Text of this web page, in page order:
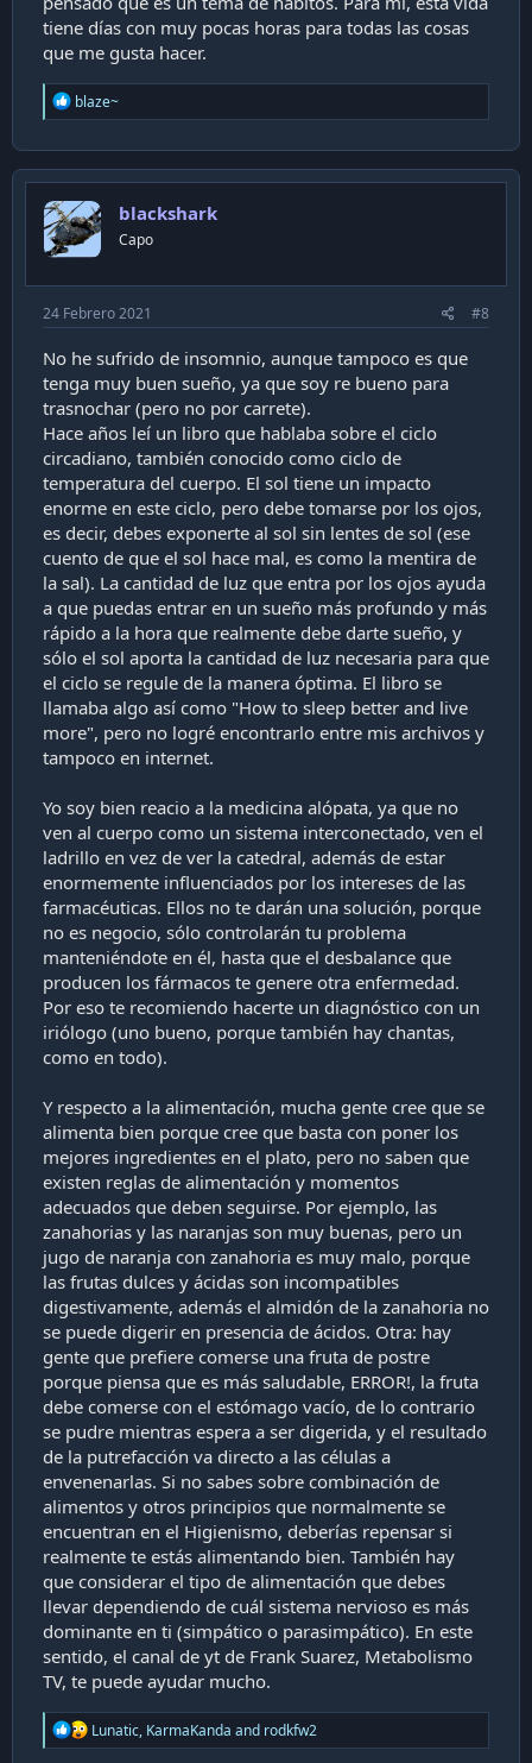
tiene días con muy pocas horas para todas las cosas
que me gusta hacer.
R
e
c
t
o
n
s
blaze~
blackshark
Capo
24 Febrero 2021 #8
No he sufrido de insomnio, aunque tampoco es que
tenga muy buen sueño, ya que soy re bueno para
trasnochar (pero no por carrete).
Hace años leí un libro que hablaba sobre el ciclo
circadiano, también conocido como ciclo de
temperatura del cuerpo. El sol tiene un impacto
enorme en este ciclo, pero debe tomarse por los ojos,
es decir, debes exponerte al sol sin lentes de sol (ese
cuento de que el sol hace mal, es como la mentira de
la sal). La cantidad de luz que entra por los ojos ayuda
a que puedas entrar en un sueño más profundo y más
rápido a la hora que realmente debe darte sueño, y
sólo el sol aporta la cantidad de luz necesaria para que
el ciclo se regule de la manera óptima. El libro se
llamaba algo así como "How to sleep better and live
more", pero no logré encontrarlo entre mis archivos y
tampoco en internet.
Yo soy bien reacio a la medicina alópata, ya que no
ven al cuerpo como un sistema interconectado, ven el
ladrillo en vez de ver la catedral, además de estar
enormemente influenciados por los intereses de las
farmacéuticas. Ellos no te darán una solución, porque
no es negocio, sólo controlarán tu problema
manteniéndote en él, hasta que el desbalance que
producen los fármacos te genere otra enfermedad.
Por eso te recomiendo hacerte un diagnóstico con un
iriólogo (uno bueno, porque también hay chantas,
como en todo).
Y respecto a la alimentación, mucha gente cree que se
alimenta bien porque cree que basta con poner los
mejores ingredientes en el plato, pero no saben que
existen reglas de alimentación y momentos
adecuados que deben seguirse. Por ejemplo, las
zanahorias y las naranjas son muy buenas, pero un
jugo de naranja con zanahoria es muy malo, porque
las frutas dulces y ácidas son incompatibles
digestivamente, además el almidón de la zanahoria no
se puede digerir en presencia de ácidos. Otra: hay
gente que prefiere comerse una fruta de postre
porque piensa que es más saludable, ERROR!, la fruta
debe comerse con el estómago vacío, de lo contrario
se pudre mientras espera a ser digerida, y el resultado
de la putrefacción va directo a las células a
envenenarlas. Si no sabes sobre combinación de
alimentos y otros principios que normalmente se
encuentran en el Higienismo, deberías repensar si
realmente te estás alimentando bien. También hay
que considerar el tipo de alimentación que debes
llevar dependiendo de cuál sistema nervioso es más
dominante en ti (simpático o parasimpático). En este
sentido, el canal de yt de Frank Suarez, Metabolismo
TV, te puede ayudar mucho.
R
e
Lunatic, KarmaKanda and rodkfw2